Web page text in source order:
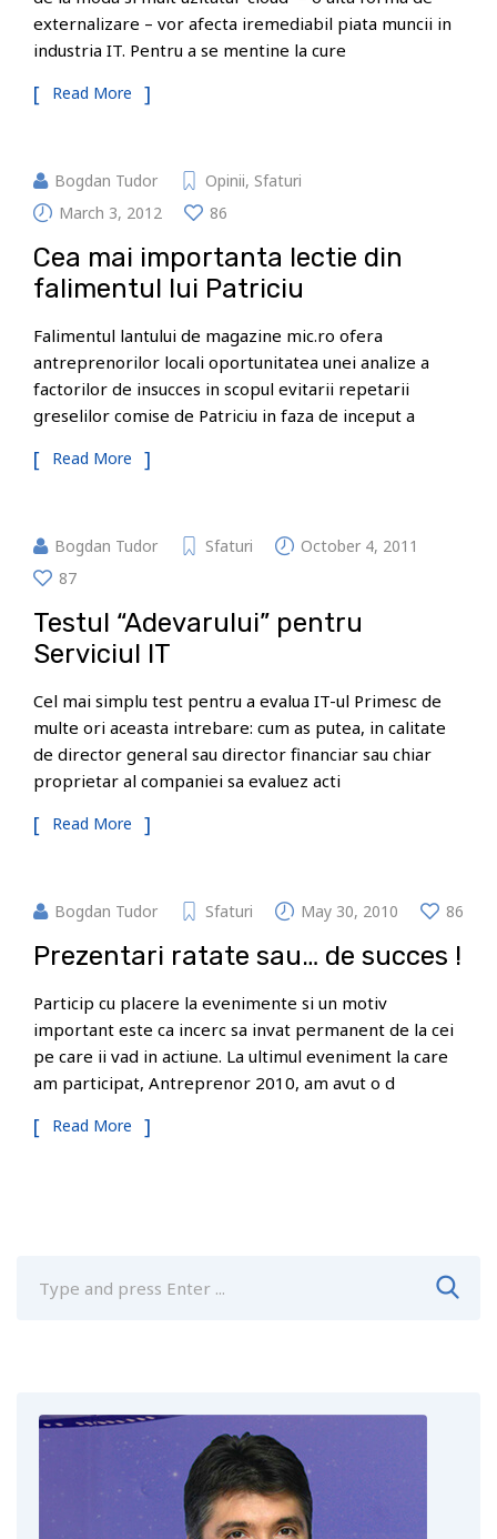
externalizare – vor afecta iremediabil piata muncii in
industria IT. Pentru a se mentine la cure
Read More
Bogdan Tudor Opinii, Sfaturi
March 3, 2012
86
Cea mai importanta lectie din
falimentul lui Patriciu
Falimentul lantului de magazine mic.ro ofera
antreprenorilor locali oportunitatea unei analize a
factorilor de insucces in scopul evitarii repetarii
greselilor comise de Patriciu in faza de inceput a
Read More
Bogdan Tudor Sfaturi
October 4, 2011
87
Testul “Adevarului” pentru
Serviciul IT
Cel mai simplu test pentru a evalua IT-ul Primesc de
multe ori aceasta intrebare: cum as putea, in calitate
de director general sau director financiar sau chiar
proprietar al companiei sa evaluez acti
Read More
Bogdan Tudor Sfaturi May 30, 2010 86
Prezentari ratate sau… de succes !
Particip cu placere la evenimente si un motiv
important este ca incerc sa invat permanent de la cei
pe care ii vad in actiune. La ultimul eveniment la care
am participat, Antreprenor 2010, am avut o d
Read More